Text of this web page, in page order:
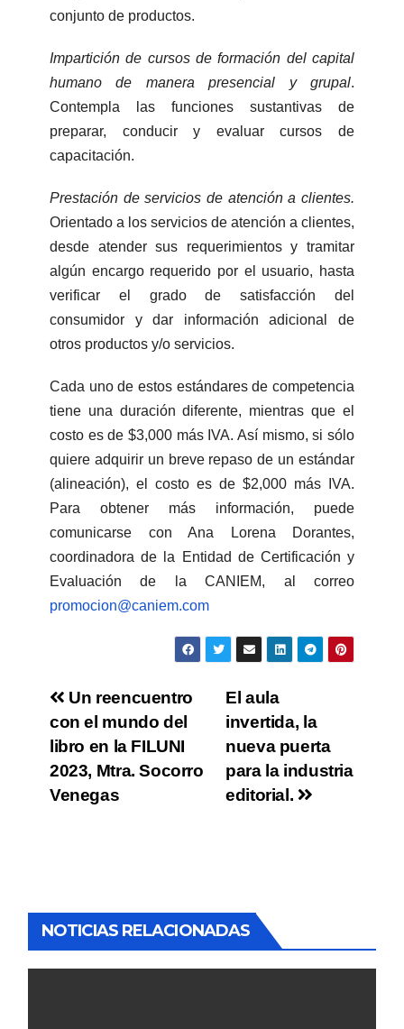
conjunto de productos.
Impartición de cursos de formación del capital
humano de manera presencial y grupal.
Contempla las funciones sustantivas de
preparar, conducir y evaluar cursos de
capacitación.
Prestación de servicios de atención a clientes.
Orientado a los servicios de atención a clientes,
desde atender sus requerimientos y tramitar
algún encargo requerido por el usuario, hasta
verificar el grado de satisfacción del
consumidor y dar información adicional de
otros productos y/o servicios.
Cada uno de estos estándares de competencia
tiene una duración diferente, mientras que el
costo es de $3,000 más IVA. Así mismo, si sólo
quiere adquirir un breve repaso de un estándar
(alineación), el costo es de $2,000 más IVA.
Para obtener más información, puede
comunicarse con Ana Lorena Dorantes,
coordinadora de la Entidad de Certificación y
Evaluación de la CANIEM, al correo
promocion@caniem.com
El aula
invertida, la
nueva puerta
para la industria
editorial.
Un reencuentro
con el mundo del
libro en la FILUNI
2023, Mtra. Socorro
Venegas
NOTICIAS RELACIONADAS